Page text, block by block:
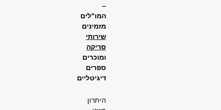
–
המו"לים
מזמינים
שירותי
סריקה
ומוכרים
ספרים
דיגיטליים
היתרון